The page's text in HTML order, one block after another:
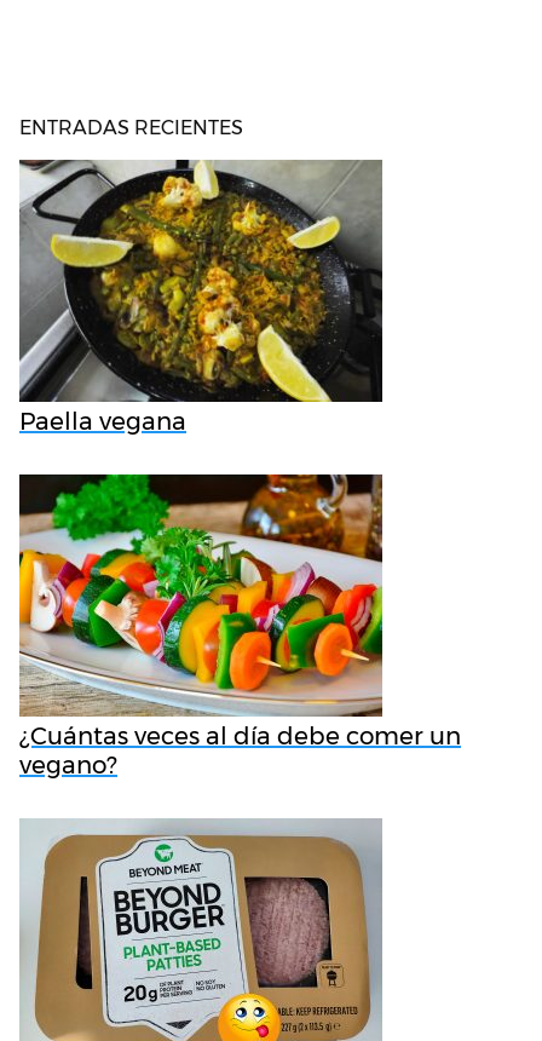
ENTRADAS RECIENTES
Paella vegana
¿Cuántas veces al día debe comer un
vegano?